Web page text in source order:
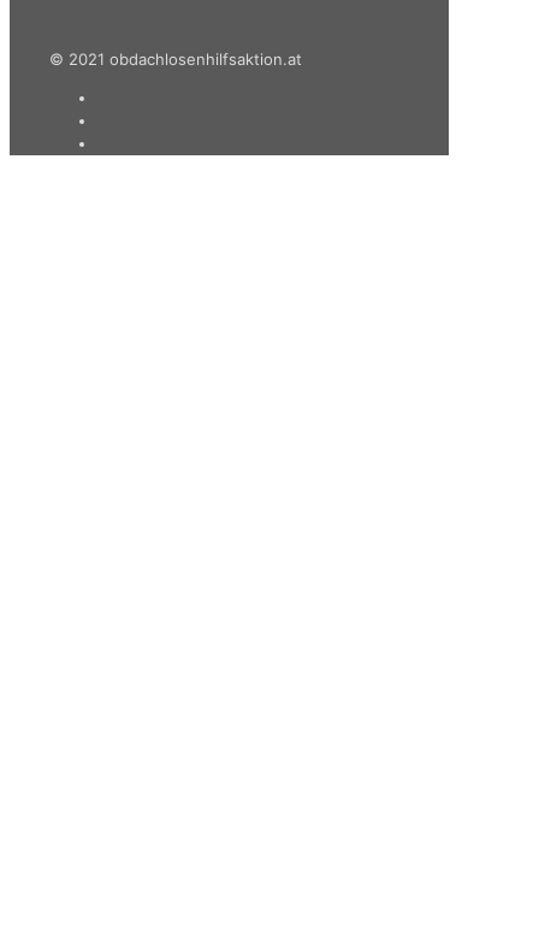
© 2021 obdachlosenhilfsaktion.at